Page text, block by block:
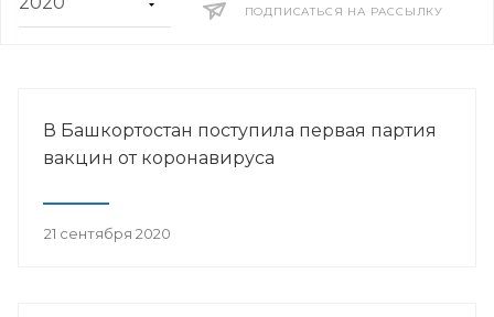
ПОДПИСАТЬСЯ НА РАССЫЛКУ
В Башкортостан поступила первая партия
вакцин от коронавируса
21 сентября 2020